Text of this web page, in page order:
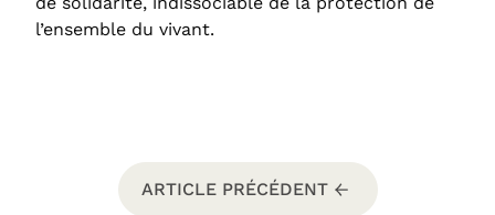
l’ensemble du vivant.
ARTICLE PRÉCÉDENT